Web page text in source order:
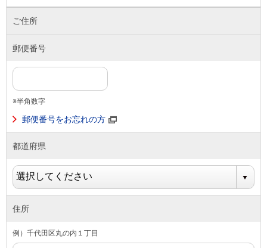
ご住所
郵便番号
※半角数字
郵便番号をお忘れの方
都道府県
住所
例）千代田区丸の内１丁目